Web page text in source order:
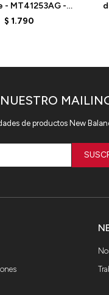
- MT41253AG -
GREY
$ 1.790
de productos New